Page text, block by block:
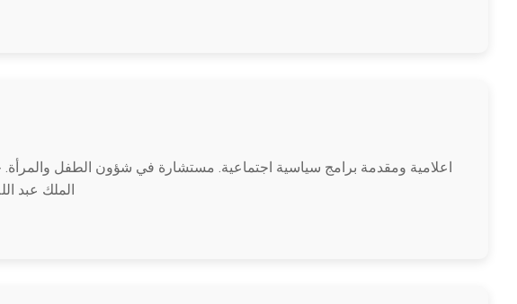
اعلامية ومقدمة برامج سياسية اجتماعية. مستشارة في شؤون الطفل
الملك عبد